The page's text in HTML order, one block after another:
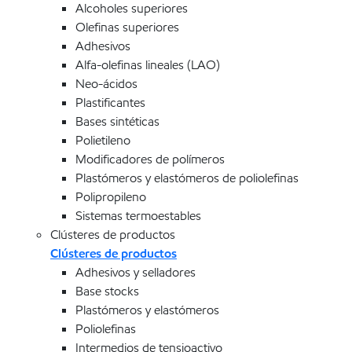
Alcoholes superiores
Olefinas superiores
Adhesivos
Alfa-olefinas lineales (LAO)
Neo-ácidos
Plastificantes
Bases sintéticas
Polietileno
Modificadores de polímeros
Plastómeros y elastómeros de poliolefinas
Polipropileno
Sistemas termoestables
Clústeres de productos
Clústeres de productos
Adhesivos y selladores
Base stocks
Plastómeros y elastómeros
Poliolefinas
Intermedios de tensioactivo